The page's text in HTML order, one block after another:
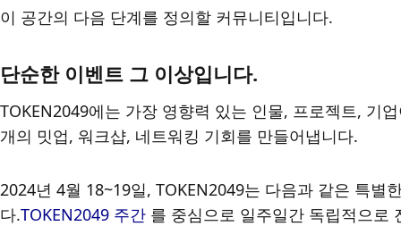
이 공간의 다음 단계를 정의할 커뮤니티입니다.
단순한 이벤트 그 이상입니다.
TOKEN2049에는 가장 영향력 있는 인물, 프로젝트, 기
개의 밋업, 워크샵, 네트워킹 기회를 만들어냅니다.
2024년 4월 18~19일, TOKEN2049는 다음과 같은 특별
다.TOKEN2049 주간 를 중심으로 일주일간 독립적으로